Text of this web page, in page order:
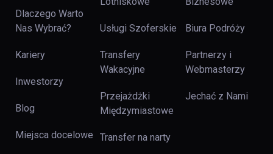
Dlaczego Warto
Nas Wybrać?
Kariery
Inwestorzy
Blog
Miejsca docelowe
Usługi Szoferskie
Transfery
Wakacyjne
Przejażdżki
Międzymiastowe
Transfer na narty
Biura Podróży
Partnerzy i
Webmasterzy
Jechać z Nami